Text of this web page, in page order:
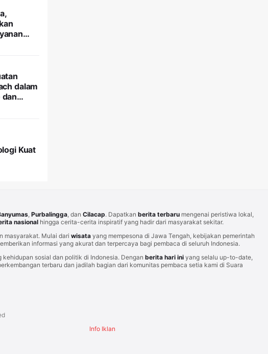
dalam
Kuat
, Purbalingga, dan Cilacap. Dapatkan berita terbaru mengenai peristiwa lokal,
nasional hingga cerita-cerita inspiratif yang hadir dari masyarakat sekitar.
masyarakat. Mulai dari wisatayang mempesona di Jawa Tengah, kebijakan pemerintah
informasi yang akurat dan terpercaya bagi pembaca di seluruh Indonesia.
sosial dan politik di Indonesia. Dengan berita hari iniyang selalu up-to-date,
terbaru dan jadilah bagian dari komunitas pembaca setia kami di Suara
Info Iklan